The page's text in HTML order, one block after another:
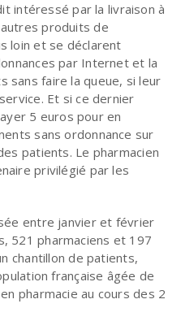
intéressé par la livraison à
produits de
loin et se déclarent
par Internet et la
sans faire la queue, si leur
Et si ce dernier
5 euros pour en
sans ordonnance sur
patients. Le pharmacien
privilégié par les
entre janvier et février
521 pharmaciens et 197
chantillon de patients,
française âgée de
pharmacie au cours des 2